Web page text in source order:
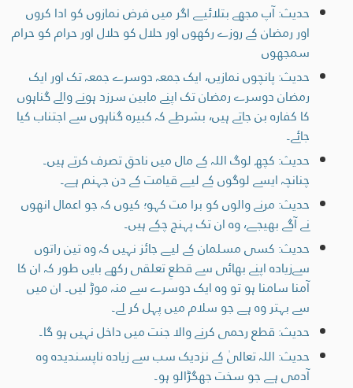
حدیث: آپ مجھے بتلائیے اگر میں فرض نمازوں کو ادا کروں
اور رمضان کے روزے رکھوں اور حلال کو حلال اور حرام کو حرام
سمجھوں
حدیث: پانچوں نمازیں، ایک جمعہ دوسرے جمعہ تک اور ایک
رمضان دوسرے رمضان تک اپنے مابین سرزد ہونے والے گناہوں
کا کفارہ بن جاتے ہیں، بشرطے کہ کبیرہ گناہوں سے اجتناب کیا
جائے۔
حدیث: کچھ لوگ اللہ کے مال میں ناحق تصرف کرتے ہیں۔
چنانچہ ایسے لوگوں کے لیے قیامت کے دن جہنم ہے۔
حدیث: مرنے والوں کو برا مت کہو؛ کیوں کہ جو اعمال انھوں
نے آگے بھیجے، وہ ان تک پہنچ چکے ہیں۔
حدیث: کسی مسلمان کے لیے جائز نہیں کہ وہ تین راتوں
سےزیادہ اپنے بھائی سے قطعِ تعلقی رکھے بایں طور کہ ان کا
آمنا سامنا ہو تو وہ ایک دوسرے سے منہ موڑ لیں۔ ان میں
سے بہتر وہ ہے جو سلام میں پہل کر لے۔
حدیث: قطع رحمی کرنے والا جنت میں داخل نہیں ہو گا۔
حدیث: اللہ تعالیٰ کے نزدیک سب سے زیادہ ناپسنديده وہ
آدمی ہے جو سخت جھگڑالو ہو۔